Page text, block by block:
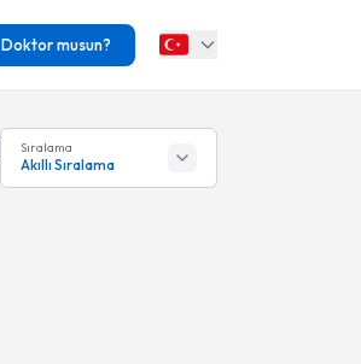
Doktor musun?
Sıralama
Akıllı Sıralama